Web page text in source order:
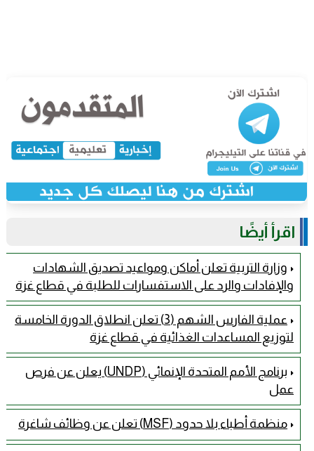
اقرأ أيضًا
وزارة التربية تعلن أماكن ومواعيد تصديق الشهادات
والإفادات والرد على الاستفسارات للطلبة في قطاع غزة
عملية الفارس الشهم (3) تعلن انطلاق الدورة الخامسة
لتوزيع المساعدات الغذائية في قطاع غزة
برنامج الأمم المتحدة الإنمائي (UNDP) يعلن عن فرص
عمل
منظمة أطباء بلا حدود (MSF) تعلن عن وظائف شاغرة